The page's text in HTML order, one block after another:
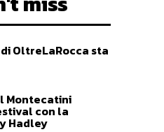
OltreLaRocca sta
Montecatini
con la
Hadley